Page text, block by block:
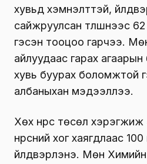
хувьд хэмнэлттэй,
сайжруулсан түлшнээс
гэсэн тооцоо гарчээ.
айлуудаас гарах
хувь буурах боломжтой
албаныхан мэдээллээ.
Хөх нүүрс төсөл
нүүрсний хог хаягдлаас
үйлдвэрлэнэ. Мөн Химийн